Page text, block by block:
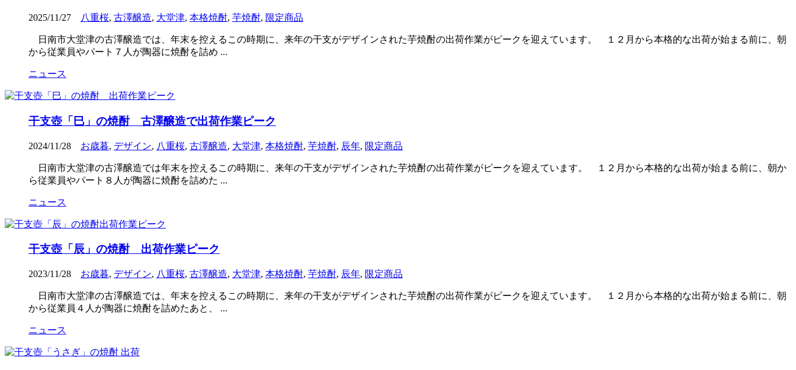
2025/11/27 八重桜, 古澤醸造, 大堂津, 本格焼酎, 芋焼酎, 限定商品
日南市大堂津の古澤醸造では、年末を控えるこの時期に、来年の干支がデザインされた芋焼酎の出荷作業がピークを迎えています。 １２月から本格的な出荷が始まる前に、朝
から従業員やパート７人が陶器に焼酎を詰め ...
ニュース
干支壺「巳」の焼酎 古澤醸造で出荷作業ピーク
2024/11/28 お歳暮, デザイン, 八重桜, 古澤醸造, 大堂津, 本格焼酎, 芋焼酎, 辰年, 限定商品
日南市大堂津の古澤醸造では年末を控えるこの時期に、来年の干支がデザインされた芋焼酎の出荷作業がピークを迎えています。 １２月から本格的な出荷が始まる前に、朝か
ら従業員やパート８人が陶器に焼酎を詰めた ...
ニュース
干支壺「辰」の焼酎 出荷作業ピーク
2023/11/28 お歳暮, デザイン, 八重桜, 古澤醸造, 大堂津, 本格焼酎, 芋焼酎, 辰年, 限定商品
日南市大堂津の古澤醸造では、年末を控えるこの時期に、来年の干支がデザインされた芋焼酎の出荷作業がピークを迎えています。 １２月から本格的な出荷が始まる前に、朝
から従業員４人が陶器に焼酎を詰めたあと、 ...
ニュース